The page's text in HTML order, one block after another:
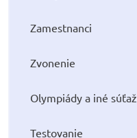
Zamestnanci
Zvonenie
Olympiády a iné
Testovanie